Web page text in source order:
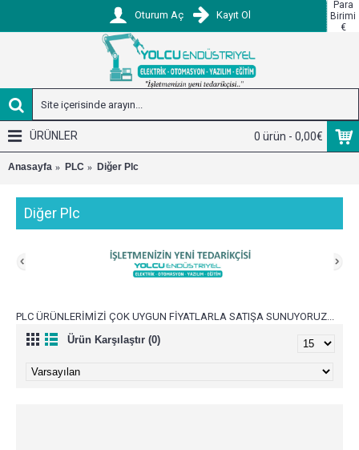
Para
Birimi
€
Oturum Aç Kayıt Ol
0 ürün - 0,00€
ÜRÜNLER
Anasayfa PLC Diğer Plc
Diğer Plc
PLC ÜRÜNLERİMİZİ ÇOK UYGUN FİYATLARLA SATIŞA SUNUYORUZ...
Ürün Karşılaştır (0)